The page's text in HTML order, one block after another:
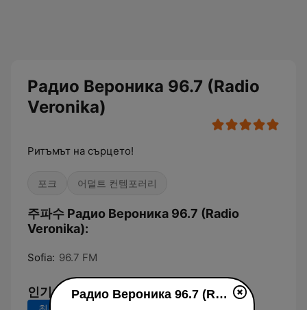
Радио Вероника 96.7 (Radio
Veronika)
Ритъмът на сърцето!
포크 어덜트 컨템포러리
주파수 Радио Вероника 96.7 (Radio
Veronika):
Sofia: 96.7 FM
인기 곡 Радио Вероника 96.7 (Radio Veronika)